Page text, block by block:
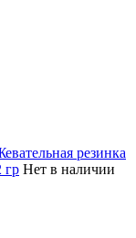
резинка
гр Нет в наличии